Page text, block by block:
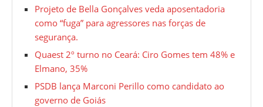
Projeto de Bella Gonçalves veda aposentadoria
como “fuga” para agressores nas forças de
segurança.
Quaest 2º turno no Ceará: Ciro Gomes tem 48% e
Elmano, 35%
PSDB lança Marconi Perillo como candidato ao
governo de Goiás